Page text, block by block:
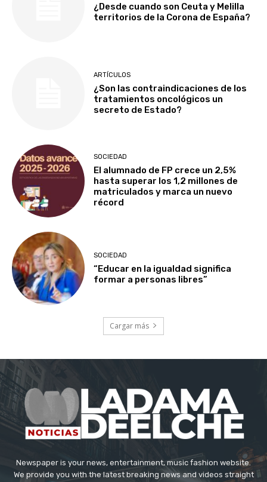
¿Desde cuando son Ceuta y Melilla
territorios de la Corona de España?
ARTÍCULOS
¿Son las contraindicaciones de los
tratamientos oncológicos un
secreto de Estado?
SOCIEDAD
El alumnado de FP crece un 2,5%
hasta superar los 1,2 millones de
matriculados y marca un nuevo
récord
SOCIEDAD
“Educar en la igualdad significa
formar a personas libres”
Cargar más
Newspaper is your news, entertainment, music fashion website.
We provide you with the latest breaking news and videos straight